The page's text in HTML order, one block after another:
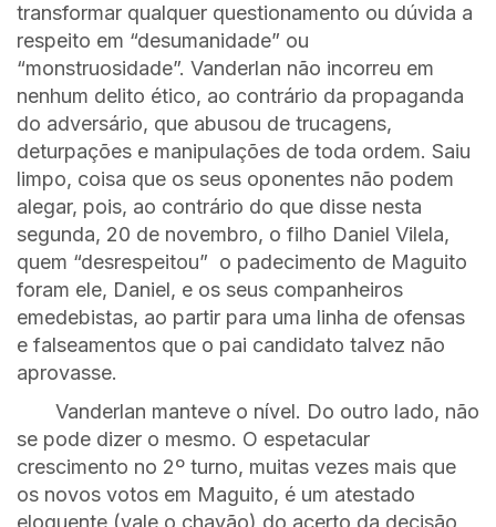
transformar qualquer questionamento ou dúvida a
respeito em “desumanidade” ou
“monstruosidade”. Vanderlan não incorreu em
nenhum delito ético, ao contrário da propaganda
do adversário, que abusou de trucagens,
deturpações e manipulações de toda ordem. Saiu
limpo, coisa que os seus oponentes não podem
alegar, pois, ao contrário do que disse nesta
segunda, 20 de novembro, o filho Daniel Vilela,
quem “desrespeitou” o padecimento de Maguito
foram ele, Daniel, e os seus companheiros
emedebistas, ao partir para uma linha de ofensas
e falseamentos que o pai candidato talvez não
aprovasse.
Vanderlan manteve o nível. Do outro lado, não
se pode dizer o mesmo. O espetacular
crescimento no 2º turno, muitas vezes mais que
os novos votos em Maguito, é um atestado
eloquente (vale o chavão) do acerto da decisão